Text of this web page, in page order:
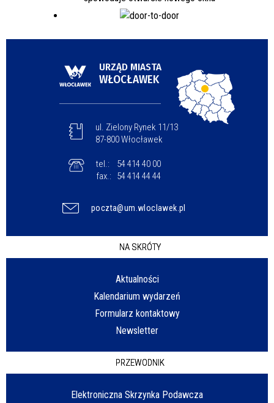
URZĄD MIASTA
WŁOCŁAWEK
ul. Zielony Rynek 11/13
87-800 Włocławek
tel.:
54 414 40 00
fax.:
54 414 44 44
poczta@um.wloclawek.pl
NA SKRÓTY
Aktualności
Kalendarium wydarzeń
Formularz kontaktowy
Newsletter
PRZEWODNIK
Elektroniczna Skrzynka Podawcza